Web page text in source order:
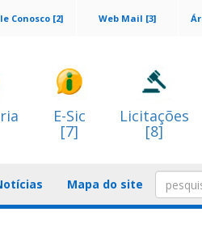
Web Mail [3]
Conosco [2]
E-Sic
[7]
Licitações
[8]
Mapa do site